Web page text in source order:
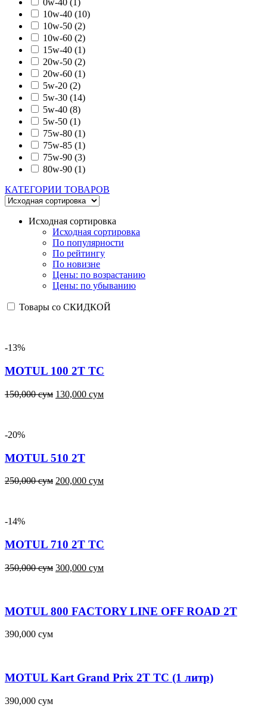
0w-40 (1)
10w-40 (10)
10w-50 (2)
10w-60 (2)
15w-40 (1)
20w-50 (2)
20w-60 (1)
5w-20 (2)
5w-30 (14)
5w-40 (8)
5w-50 (1)
75w-80 (1)
75w-85 (1)
75w-90 (3)
80w-90 (1)
КАТЕГОРИИ ТОВАРОВ
Исходная сортировка
Исходная сортировка
По популярности
По рейтингу
По новизне
Цены: по возрастанию
Цены: по убыванию
Товары со СКИДКОЙ
-13%
MOTUL 100 2T TC
150,000сум 130,000 сум
-20%
MOTUL 510 2T
250,000сум 200,000 сум
-14%
MOTUL 710 2T TC
350,000сум 300,000 сум
MOTUL 800 FACTORY LINE OFF ROAD 2T
390,000 сум
MOTUL Kart Grand Prix 2T TC (1 литр)
390,000 сум